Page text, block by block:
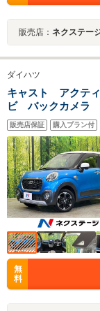
販売店： ネクステー
ダイハツ
キャスト アクテ
ビ バックカメ
スマートキー
ミ 車線逸脱警報
グ 横滑り防止装置
販売店保証 購入プラン付
無
料